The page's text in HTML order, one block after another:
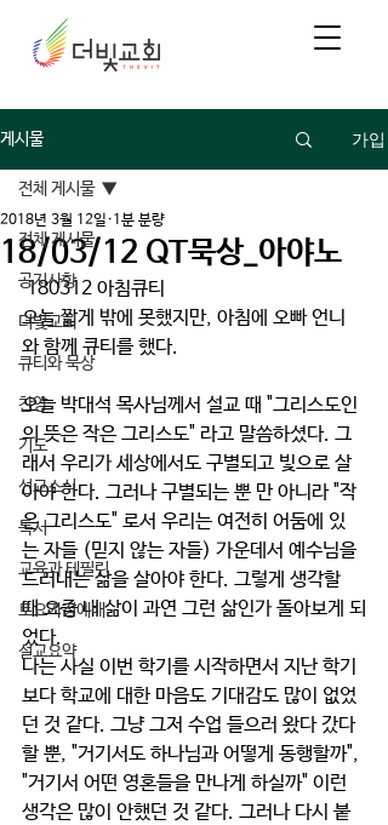
게시물 가입
전체 게시물
공지사항
더빛교회
큐티와 묵상
찬양
기도
선교소식
독서
교육과 테필린
토요가정예배
설교요약
전체 게시물
18/03/12 QT묵상_아야노
2018년 3월 12일 1분 분량
180312 아침큐티
오늘 짧게 밖에 못했지만, 아침에 오빠 언니
와 함께 큐티를 했다.
오늘 박대석 목사님께서 설교 때 "그리스도인
의 뜻은 작은 그리스도" 라고 말씀하셨다. 그
래서 우리가 세상에서도 구별되고 빛으로 살
아야 한다. 그러나 구별되는 뿐 만 아니라 "작
은 그리스도" 로서 우리는 여전히 어둠에 있
는 자들 (믿지 않는 자들) 가운데서 예수님을
드러내는 삶을 살아야 한다. 그렇게 생각할
때 요즘 내 삶이 과연 그런 삶인가 돌아보게 되
었다.
나는 사실 이번 학기를 시작하면서 지난 학기
보다 학교에 대한 마음도 기대감도 많이 없었
던 것 같다. 그냥 그저 수업 들으러 왔다 갔다
할 뿐, "거기서도 하나님과 어떻게 동행할까",
"거기서 어떤 영혼들을 만나게 하실까" 이런
생각은 많이 안했던 것 같다. 그러나 다시 붙